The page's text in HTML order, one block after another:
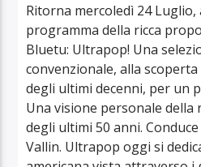
Ritorna mercoledì 24 Luglio,
programma della ricca
Bluetu: Ultrapop! Una
convenzionale, alla
degli ultimi decenni, per un
Una visione personale della
degli ultimi 50 anni.
Vallin. Ultrapop oggi si